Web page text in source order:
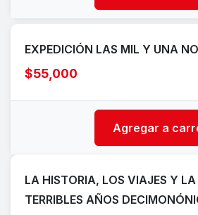
EXPEDICIÓN LAS MIL Y UNA
$55,000
Agregar a
LA HISTORIA, LOS VIAJES Y
TERRIBLES AÑOS